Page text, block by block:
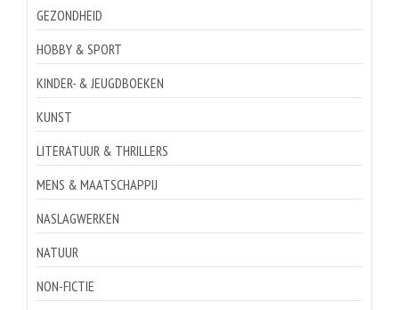
GEZONDHEID
HOBBY & SPORT
KINDER- & JEUGDBOEKEN
KUNST
LITERATUUR & THRILLERS
MENS & MAATSCHAPPIJ
NASLAGWERKEN
NATUUR
NON-FICTIE